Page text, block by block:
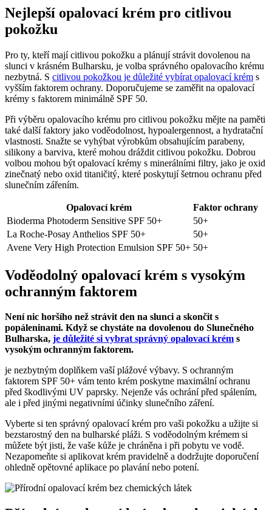
Nejlepší opalovací krém pro citlivou
pokožku
Pro ty, kteří mají citlivou pokožku a plánují strávit dovolenou na
slunci v krásném Bulharsku, je volba správného opalovacího krému
nezbytná. S citlivou pokožkou je důležité vybírat opalovací krém s
vyšším faktorem ochrany. Doporučujeme se zaměřit na opalovací
krémy s faktorem minimálně SPF 50.
Při výběru opalovacího krému pro citlivou pokožku mějte na paměti
také další faktory jako voděodolnost, hypoalergennost, a hydratační
vlastnosti. Snažte se vyhýbat výrobkům obsahujícím parabeny,
silikony a barviva, které mohou dráždit citlivou pokožku. Dobrou
volbou mohou být opalovací krémy s minerálními filtry, jako je oxid
zinečnatý nebo oxid titaničitý, které poskytují šetrnou ochranu před
slunečním zářením.
Opalovací krém
Faktor ochrany
Bioderma Photoderm Sensitive SPF 50+
50+
La Roche-Posay Anthelios SPF 50+
50+
Avene Very High Protection Emulsion SPF 50+ 50+
Voděodolný opalovací krém s vysokým
ochranným faktorem
Není nic horšího než strávit den na slunci a skončit s
popáleninami. Když se chystáte na dovolenou do Slunečného
Bulharska, je důležité si vybrat správný opalovací krém s
vysokým ochranným faktorem.
je nezbytným doplňkem vaší plážové výbavy. S ochranným
faktorem SPF 50+ vám tento krém poskytne maximální ochranu
před škodlivými UV paprsky. Nejenže vás ochrání před spálením,
ale i před jinými negativními účinky slunečního záření.
Vyberte si ten správný opalovací krém pro vaši pokožku a užijte si
bezstarostný den na bulharské pláži. S voděodolným krémem si
můžete být jisti, že vaše kůže je chráněna i při pobytu ve vodě.
Nezapomeňte si aplikovat krém pravidelně a dodržujte doporučení
ohledně opětovné aplikace po plavání nebo potení.